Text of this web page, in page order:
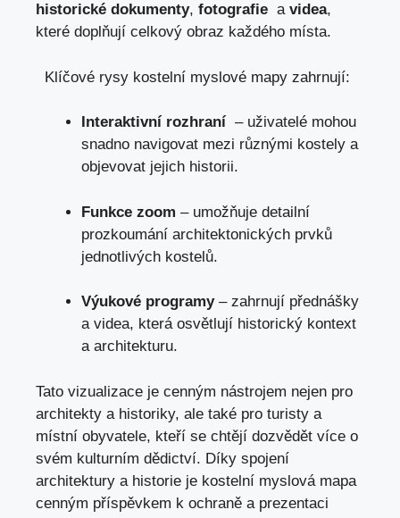
historické⁤ dokumenty, fotografie ​ a videa,
které doplňují celkový obraz každého místa.
⁤ ​ Klíčové ​rysy kostelní myslové mapy zahrnují:
Interaktivní rozhraní ⁣ – uživatelé mohou
snadno‌ navigovat⁢ mezi různými kostely a
objevovat jejich historii.
Funkce ⁢zoom – umožňuje detailní
prozkoumání architektonických ⁤prvků‌
jednotlivých kostelů.
Výukové programy– ​zahrnují přednášky‌
a ⁤videa, která ‍osvětlují historický kontext
a architekturu.
Tato vizualizace je‌ cenným‌ nástrojem nejen pro
architekty a historiky, ale také ⁢pro turisty a⁢
místní obyvatele,‍ kteří se chtějí⁢ dozvědět více‍ o
svém kulturním dědictví. Díky spojení
architektury a historie je kostelní myslová mapa
⁤cenným⁢ příspěvkem k ‍ochraně a prezentaci